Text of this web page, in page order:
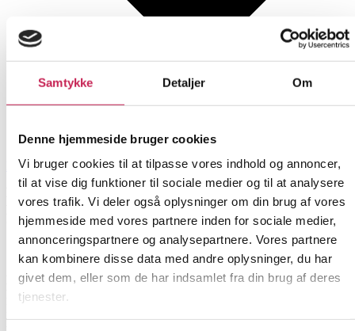
Samtykke Detaljer Om
Denne hjemmeside bruger cookies
Vi bruger cookies til at tilpasse vores indhold og annoncer,
til at vise dig funktioner til sociale medier og til at analysere
vores trafik. Vi deler også oplysninger om din brug af vores
hjemmeside med vores partnere inden for sociale medier,
annonceringspartnere og analysepartnere. Vores partnere
kan kombinere disse data med andre oplysninger, du har
givet dem, eller som de har indsamlet fra din brug af deres
tjenester.
Læs mere
Bridging care for children with multiple contacts to
psychiatric and pediatric departments
(CAREBRIDGE)
FORSKNING
Projektleder:Stine Lundstrøm Kamionka
Institution:
Bevilling:390.000